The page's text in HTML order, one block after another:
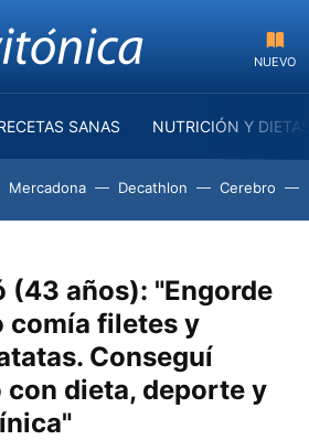
NUEVO
SANAS NUTRICIÓN Y
Mercadona Decathlon Cerebro
(43 años): "Engorde
comía filetes y
Conseguí
dieta, deporte y